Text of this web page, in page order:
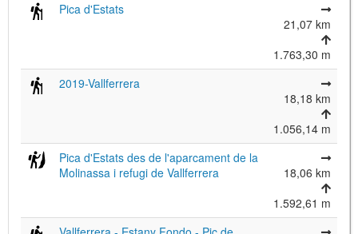
and its contributors (CC BY-SH 4.0)
©Institut Cartogràfic i Geològic de
Catalunya (CC BY-SH 4.0
Pica d'Estats
21,07 km
1.763,30 m
2019-Vallferrera
18,18 km
1.056,14 m
Pica d'Estats des de l'aparcament de la
Molinassa i refugi de Vallferrera
18,06 km
1.592,61 m